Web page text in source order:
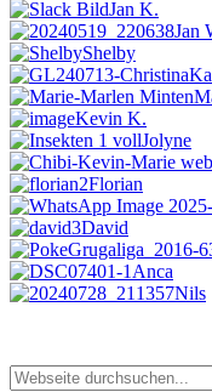
Jan K.
Jan
Shelby
Kevin K.
Jolyne
Florian
David
Anca
Nils